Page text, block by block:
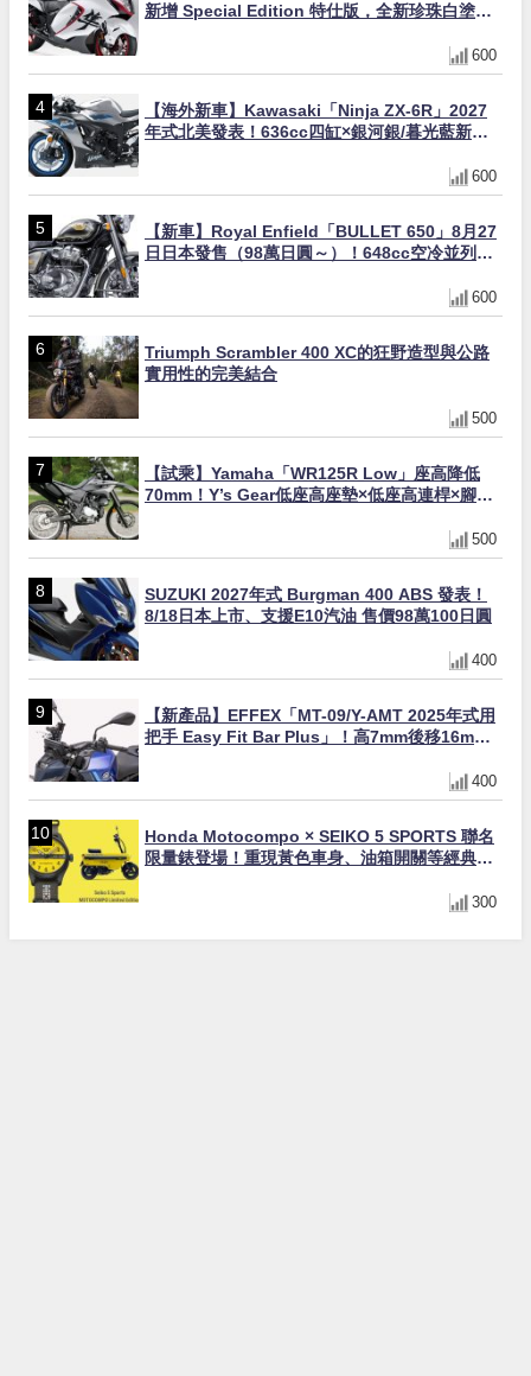
新增 Special Edition 特仕版，全新珍珠白塗裝
600
【海外新車】Kawasaki「Ninja ZX-6R」2027
年式北美發表！636cc四缸×銀河銀/暮光藍新色
600
【新車】Royal Enfield「BULLET 650」8月27
日日本發售（98萬日圓～）！648cc空冷並列雙
600
Triumph Scrambler 400 XC的狂野造型與公路
實用性的完美結合
500
【試乘】Yamaha「WR125R Low」座高降低
70mm！Y’s Gear低座高座墊×低座高連桿×腳踏
500
SUZUKI 2027年式 Burgman 400 ABS 發表！
8/18日本上市、支援E10汽油 售價98萬100日圓
400
【新產品】EFFEX「MT-09/Y-AMT 2025年式用
把手 Easy Fit Bar Plus」！高7mm後移16mm
400
Honda Motocompo × SEIKO 5 SPORTS 聯名
限量錶登場！重現黃色車身、油箱開關等經典設
300